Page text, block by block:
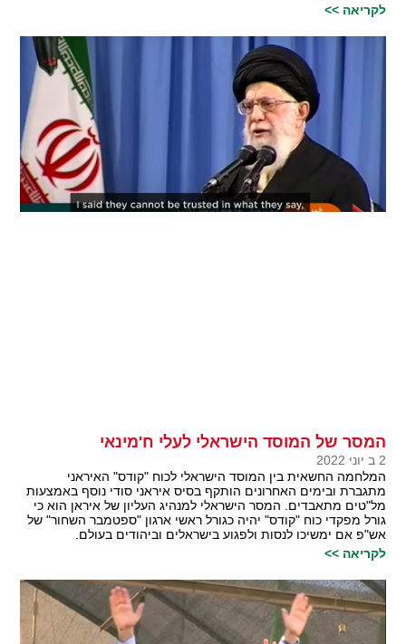
לקריאה >>
המסר של המוסד הישראלי לעלי ח'מינאי
2 ב יוני 2022
המלחמה החשאית בין המוסד הישראלי לכוח "קודס" האיראני
מתגברת ובימים האחרונים הותקף בסיס איראני סודי נוסף באמצעות
מל"טים מתאבדים. המסר הישראלי למנהיג העליון של איראן הוא כי
גורל מפקדי כוח "קודס" יהיה כגורל ראשי ארגון "ספטמבר השחור" של
אש"פ אם ימשיכו לנסות ולפגוע בישראלים וביהודים בעולם.
לקריאה >>